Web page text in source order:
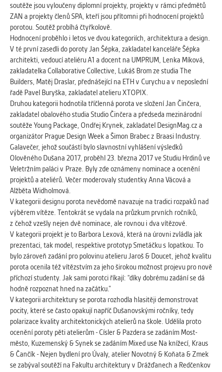
ANALYTICKÉ
Slouží pro získávání anonymizovaných
statistických údajů, které nám pomáhají
vylepšovat naše aplikace. Zpravidla jde o
cookies systémů třetích stran, které k
těmto účelům využíváme.
MARKETINGOVÉ
Využívané za účelem zobrazení
správných nabídek a cílení obsahu podle
Vašich preferencí. Zpravidla jde o
cookies systémů třetích stran, které nám
s analýzou uživatelského chování
pomáhají.
OSTATNÍ
Cookies, které aplikace nedokáže zařadit.
Naším cílem je, aby tato kategorie
zůstala prázdná a všechny cookies byly
přiřazeny do některé z kategorií
uvedených výše.
soutěže jsou vyloučeny diplomní projekty, projekty v rámci předmětů
ZAN a projekty členů SPA, kteří jsou přítomni při hodnocení projektů
porotou. Soutěž probíhá čtyřkolově.
Hodnocení proběhlo i letos ve dvou kategoriích, architektura a design.
V té první zasedli do poroty Jan Šépka, zakladatel kanceláře Šépka
architekti, vedoucí ateliéru A1 a docent na UMPRUM, Lenka Míková,
zakladatelka Collaborative Collective, Lukáš Brom ze studia The
Builders, Matěj Draslar, přednášející na ETH v Curychu a v neposlední
řadě Pavel Buryška, zakladatel atelieru XTOPIX.
Druhou kategorii hodnotila tříčlenná porota ve složení Jan Činčera,
zakladatel obalového studia Studio Činčera a předseda mezinárodní
soutěže Young Package, Ondřej Krynek, zakladatel DesignMag.cz a
organizátor Prague Design Week a Šimon Brabec z Braasi Industry.
Galavečer, jehož součástí bylo slavnostní vyhlášení výsledků
Olověného Dušana 2017, proběhl 23. března 2017 ve Studiu Hrdinů ve
Veletržním paláci v Praze. Byly zde oznámeny nominace a ocenění
projektů a ateliérů. Večer moderovaly studentky Anna Vácová a
Alžběta Widholmová.
V kategorii designu porota nevědomě navazuje na tradici rozpaků nad
výběrem vítěze. Tentokrát se vydala na průzkum prvních ročníků,
z čehož vzešly nejen dvě nominace, ale rovnou i dva vítězové.
V kategorii projekt je to Barbora Lexová, která na úrovni zvládla jak
prezentaci, tak model, respektive prototyp Smetáčku s lopatkou. To
bylo zároveň zadání pro polovinu atelieru Jaroš & Doucet, jehož kvalitu
porota ocenila též vítězstvím za jeho širokou možnost projevu pro nově
příchozí studenty. Jak sami porotci říkají: “díky dobrému zadání se dá
hodně rozpoznat hned na začátku.”
V kategorii architektury se porota rozhodla hlasitěji demonstrovat
pocity, které se často opakují napříč Dušanovskými ročníky, tedy
polarizace kvality architektonických atelierů na škole. Udělila proto
ocenění poroty pěti atelierům - Císler & Pazdera se zadáním Most-
město, Kuzemenský & Synek se zadáním Mixed use Na knížecí, Kraus
& Čančík - Nejen bydlení pro Úvaly, atelier Novotný & Koňata & Zmek
se zabýval soutěží na Fakultu architektury v Drážďanech a Redčenkov